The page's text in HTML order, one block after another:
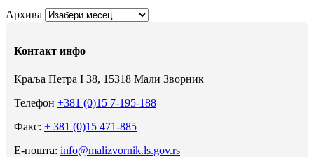
Архива
Контакт инфо
Краља Петра I 38, 15318 Мали Зворник
Телефон +381 (0)15 7-195-188
Факс: + 381 (0)15 471-885
Е-пошта: info@malizvornik.ls.gov.rs